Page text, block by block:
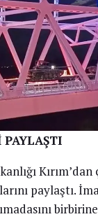
PAYLAŞTI
paylaştı.